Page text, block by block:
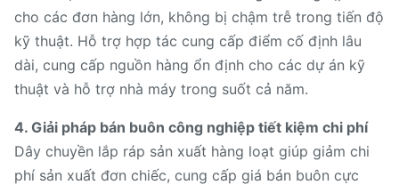
cho các đơn hàng lớn, không bị chậm trễ trong tiến độ
kỹ thuật. Hỗ trợ hợp tác cung cấp điểm cố định lâu
dài, cung cấp nguồn hàng ổn định cho các dự án kỹ
thuật và hỗ trợ nhà máy trong suốt cả năm.
4. Giải pháp bán buôn công nghiệp tiết kiệm chi phí
Dây chuyền lắp ráp sản xuất hàng loạt giúp giảm chi
phí sản xuất đơn chiếc, cung cấp giá bán buôn cực